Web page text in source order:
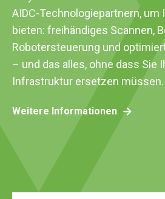
AIDC-Technologiepartnern, um
bieten: freihändiges Scannen,
Robotersteuerung und
– und das alles, ohne dass Sie
Infrastruktur ersetzen müssen.
Weitere Informationen